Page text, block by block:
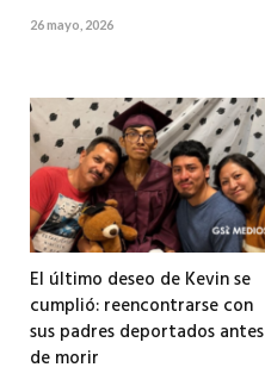
26 mayo, 2026
El último deseo de Kevin se
cumplió: reencontrarse con
sus padres deportados antes
de morir